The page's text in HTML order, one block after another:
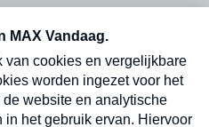
en dinsdagochtend in
Verzend